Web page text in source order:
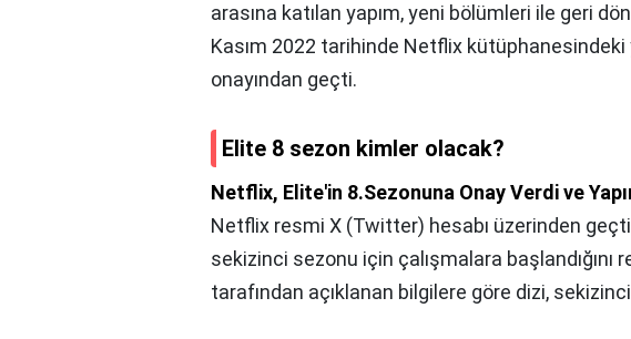
arasına katılan yapım, yeni bölümleri ile geri
Kasım 2022 tarihinde Netflix kütüphanesindeki
onayından geçti.
Elite 8 sezon kimler olacak?
Netflix, Elite'in 8.Sezonuna Onay Verdi ve
Netflix resmi X (Twitter) hesabı üzerinden
sekizinci sezonu için çalışmalara
tarafından açıklanan bilgilere göre dizi,